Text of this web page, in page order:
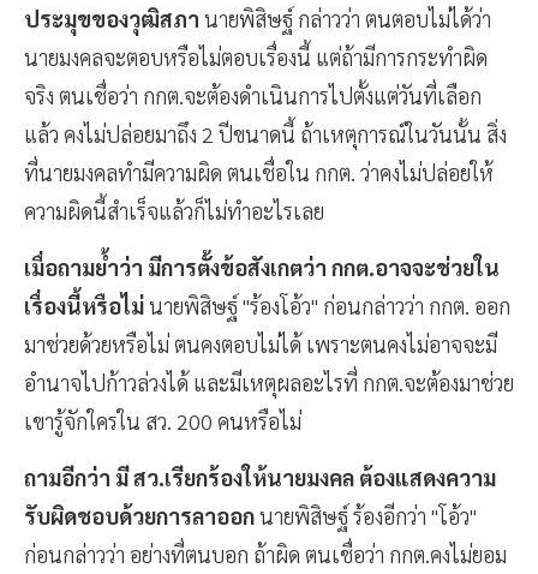
จุดยืน หรือความบริสุทธิ์ใจอย่างไร เพราะมีตำแหน่งถึง
ประมุขของวุฒิสภานายพิสิษฐ์ กล่าวว่า ตนตอบไม่ได้ว่า
นายมงคลจะตอบหรือไม่ตอบเรื่องนี้ แต่ถ้ามีการกระทำผิด
จริง ตนเชื่อว่า กกต.จะต้องดำเนินการไปตั้งแต่วันที่เลือก
แล้ว คงไม่ปล่อยมาถึง 2 ปีขนาดนี้ ถ้าเหตุการณ์ในวันนั้น สิ่ง
ที่นายมงคลทำมีความผิด ตนเชื่อใน กกต. ว่าคงไม่ปล่อยให้
ความผิดนี้สำเร็จแล้วก็ไม่ทำอะไรเลย
เมื่อถามย้ำว่า มีการตั้งข้อสังเกตว่า กกต.อาจจะช่วยใน
เรื่องนี้หรือไม่นายพิสิษฐ์ "ร้องโอ้ว" ก่อนกล่าวว่า กกต. ออก
มาช่วยด้วยหรือไม่ ตนคงตอบไม่ได้ เพราะตนคงไม่อาจจะมี
อำนาจไปก้าวล่วงได้ และมีเหตุผลอะไรที่ กกต.จะต้องมาช่วย
ถามอีกว่า มี สว.เรียกร้องให้นายมงคล ต้องแสดงความ
รับผิดชอบด้วยการลาออกนายพิสิษฐ์ ร้องอีกว่า "โอ้ว"